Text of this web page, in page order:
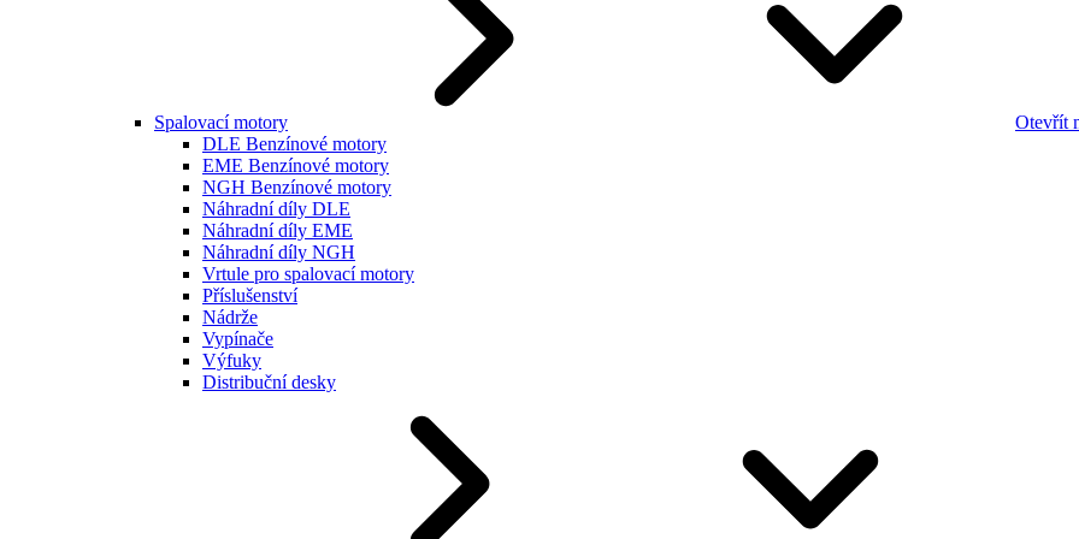
Spalovací motory
Otevřít
DLE Benzínové motory
EME Benzínové motory
NGH Benzínové motory
Náhradní díly DLE
Náhradní díly EME
Náhradní díly NGH
Vrtule pro spalovací motory
Příslušenství
Nádrže
Vypínače
Výfuky
Distribuční desky